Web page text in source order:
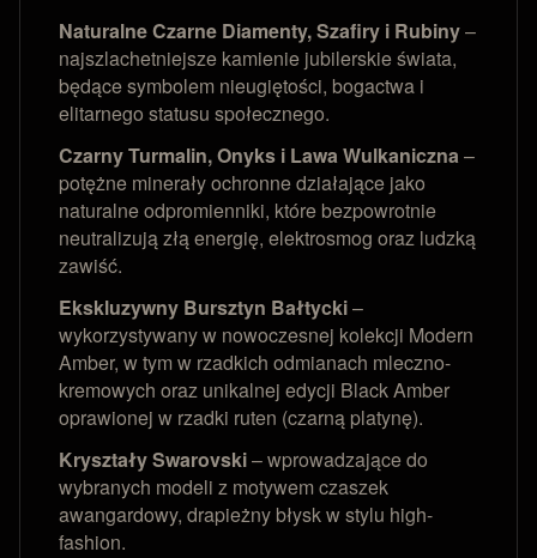
Naturalne Czarne Diamenty, Szafiry i Rubiny–
najszlachetniejsze kamienie jubilerskie świata,
będące symbolem nieugiętości, bogactwa i
elitarnego statusu społecznego.
Czarny Turmalin, Onyks i Lawa Wulkaniczna–
potężne minerały ochronne działające jako
naturalne odpromienniki, które bezpowrotnie
neutralizują złą energię, elektrosmog oraz ludzką
zawiść.
Ekskluzywny Bursztyn Bałtycki–
wykorzystywany w nowoczesnej kolekcji Modern
Amber, w tym w rzadkich odmianach mleczno-
kremowych oraz unikalnej edycji Black Amber
oprawionej w rzadki ruten (czarną platynę).
Kryształy Swarovski– wprowadzające do
wybranych modeli z motywem czaszek
awangardowy, drapieżny błysk w stylu high-
fashion.